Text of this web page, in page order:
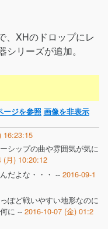
、XHのドロップにレ
リーズが追加。
ージを参照 画像を非表示
16:23:15
シップの曲や雰囲気が気に
(月) 10:20:12
だよな・・・ -- 2016-09-1
ぽど戦いやすい地形なのに
に -- 2016-10-07 (金) 01:2